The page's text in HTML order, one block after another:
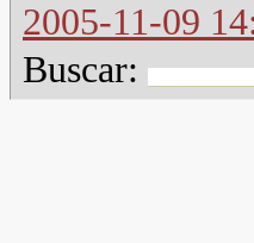
2005-11-09
Buscar: